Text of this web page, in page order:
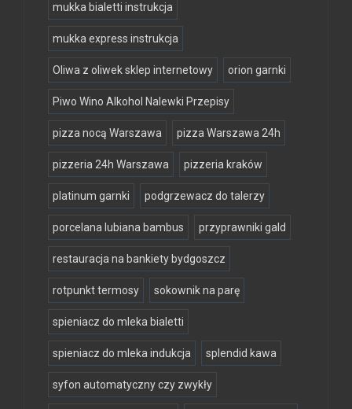
mukka bialetti instrukcja
mukka express instrukcja
Oliwa z oliwek sklep internetowy orion garnki
Piwo Wino Alkohol Nalewki Przepisy
pizza nocą Warszawa pizza Warszawa 24h
pizzeria 24h Warszawa pizzeria kraków
platinum garnki podgrzewacz do talerzy
porcelana lubiana bambus przyprawniki gald
restauracja na bankiety bydgoszcz
rotpunkt termosy sokownik na parę
spieniacz do mleka bialetti
spieniacz do mleka indukcja splendid kawa
syfon automatyczny czy zwykły